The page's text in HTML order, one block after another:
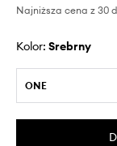
Najniższa cena z 30
Kolor: srebrny
ONE